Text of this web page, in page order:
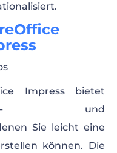
Impress bietet
und
Sie leicht eine
können. Die